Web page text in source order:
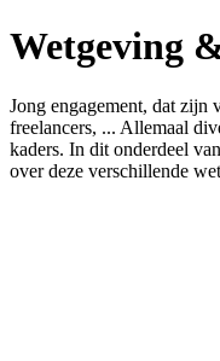
Wetgeving
Jong engagement, dat zijn
freelancers, ... Allemaal
kaders. In dit onderdeel
over deze verschillende